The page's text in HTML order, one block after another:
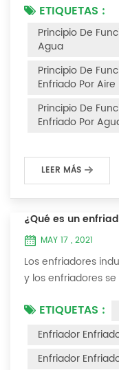
enfriados por aire
funcionamiento
enfriador enfriado
carcasa y tubos
intercambiar calor
ETIQUETAS :
Principio De
Agua
Principio De
Enfriado Por Aire
Principio De
Enfriado Por
LEER MÁS
¿Qué es un
MAY 17 , 2021
Los enfriadores
y los enfriadores
enfriador de agua
enfriamiento de
equipo de
corriente
ETIQUETAS :
Enfriador
Enfriador